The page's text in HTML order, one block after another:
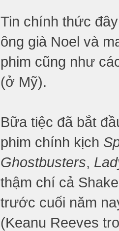
Tin chính thức
ông già Noel và
phim cũng như
(ở Mỹ).
Bữa tiệc đã bắt
phim chính kịch
Ghostbusters,
thậm chí cả
trước cuối năm
(Keanu Reeves